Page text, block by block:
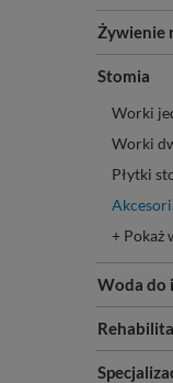
Żywienie
Stomia
Worki
Worki
Płytki
+ Pokaż
Woda do